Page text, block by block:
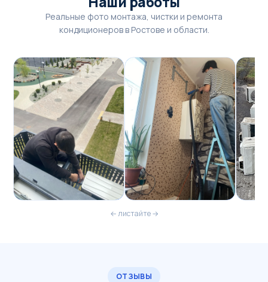
Реальные фото монтажа, чистки и ремонта
кондиционеров в Ростове и области.
← листайте →
ОТЗЫВЫ